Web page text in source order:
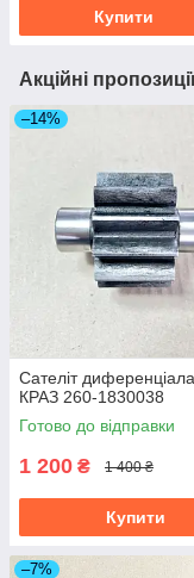
Купити
Акційні
–14%
Сателіт
КРАЗ 260-1830038
Готово до відправки
1 200 ₴ 1 400 ₴
Купити
–7%